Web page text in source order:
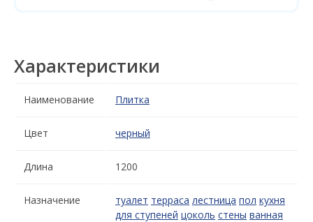
Характеристики
Наименование Плитка
Цвет черный
Длина 1200
Назначение туалет терраса лестница пол кухня
для ступеней цоколь стены ванная